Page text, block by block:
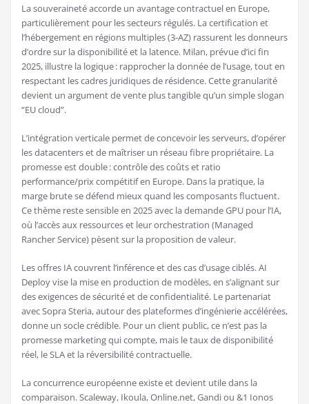
La souveraineté accorde un avantage contractuel en Europe,
particulièrement pour les secteurs régulés. La certification et
l’hébergement en régions multiples (3-AZ) rassurent les donneurs
d’ordre sur la disponibilité et la latence. Milan, prévue d’ici fin
2025, illustre la logique : rapprocher la donnée de l’usage, tout en
respectant les cadres juridiques de résidence. Cette granularité
devient un argument de vente plus tangible qu’un simple slogan
“EU cloud”.
L’intégration verticale permet de concevoir les serveurs, d’opérer
les datacenters et de maîtriser un réseau fibre propriétaire. La
promesse est double : contrôle des coûts et ratio
performance/prix compétitif en Europe. Dans la pratique, la
marge brute se défend mieux quand les composants fluctuent.
Ce thème reste sensible en 2025 avec la demande GPU pour l’IA,
où l’accès aux ressources et leur orchestration (Managed
Rancher Service) pèsent sur la proposition de valeur.
Les offres IA couvrent l’inférence et des cas d’usage ciblés. AI
Deploy vise la mise en production de modèles, en s’alignant sur
des exigences de sécurité et de confidentialité. Le partenariat
avec Sopra Steria, autour des plateformes d’ingénierie accélérées,
donne un socle crédible. Pour un client public, ce n’est pas la
promesse marketing qui compte, mais le taux de disponibilité
réel, le SLA et la réversibilité contractuelle.
La concurrence européenne existe et devient utile dans la
comparaison. Scaleway, Ikoula, Online.net, Gandi ou &1 Ionos